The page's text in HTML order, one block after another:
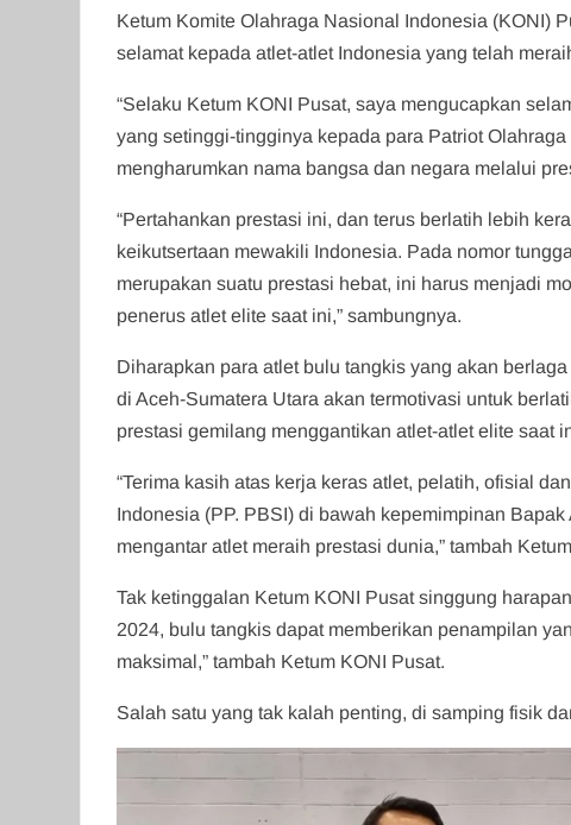
Ketum Komite Olahraga Nasional Indonesia (KONI)
selamat kepada atlet-atlet Indonesia yang telah
“Selaku Ketum KONI Pusat, saya mengucapkan
yang setinggi-tingginya kepada para Patriot
mengharumkan nama bangsa dan negara melalui
“Pertahankan prestasi ini, dan terus berlatih lebih
keikutsertaan mewakili Indonesia. Pada nomor
merupakan suatu prestasi hebat, ini harus menjadi
penerus atlet elite saat ini,” sambungnya.
Diharapkan para atlet bulu tangkis yang akan
di Aceh-Sumatera Utara akan termotivasi untuk
prestasi gemilang menggantikan atlet-atlet elite saat
“Terima kasih atas kerja keras atlet, pelatih, ofisial
Indonesia (PP. PBSI) di bawah kepemimpinan
mengantar atlet meraih prestasi dunia,” tambah
Tak ketinggalan Ketum KONI Pusat singgung
2024, bulu tangkis dapat memberikan penampilan
maksimal,” tambah Ketum KONI Pusat.
Salah satu yang tak kalah penting, di samping fisik